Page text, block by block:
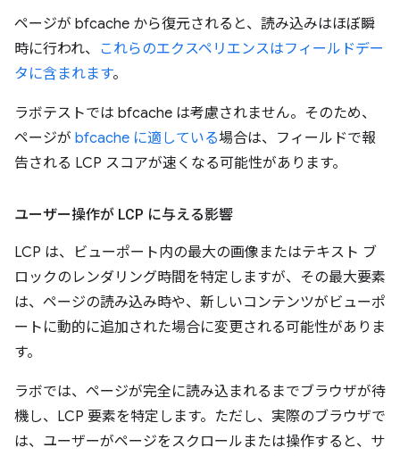
ページが bfcache から復元されると、読み込みはほぼ瞬
時に行われ、 これらのエクスペリエンスはフィールドデー
タに含まれます。
ラボテストでは bfcache は考慮されません。そのため、
ページが bfcache に適している場合は、フィールドで報
告される LCP スコアが速くなる可能性があります。
ユーザー操作が LCP に与える影響
LCP は、ビューポート内の最大の画像またはテキスト ブ
ロックのレンダリング時間を特定しますが、その最大要素
は、ページの読み込み時や、新しいコンテンツがビューポ
ートに動的に追加された場合に変更される可能性がありま
す。
ラボでは、ページが完全に読み込まれるまでブラウザが待
機し、LCP 要素を特定します。ただし、実際のブラウザで
は、ユーザーがページをスクロールまたは操作すると、サ